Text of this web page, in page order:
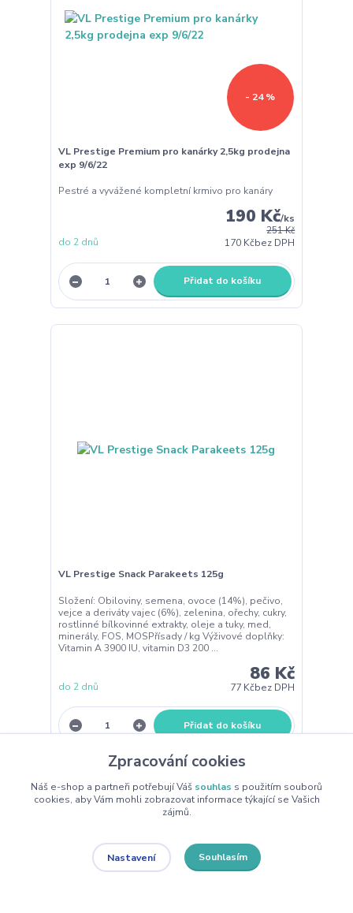
- 24 %
VL Prestige Premium pro kanárky 2,5kg prodejna
exp 9/6/22
Pestré a vyvážené kompletní krmivo pro kanáry
251 Kč
190 Kč/ks
170 Kčbez DPH
do 2 dnů
Přidat do košíku
VL Prestige Snack Parakeets 125g
Složení: Obiloviny, semena, ovoce (14%), pečivo,
vejce a deriváty vajec (6%), zelenina, ořechy, cukry,
rostlinné bílkovinné extrakty, oleje a tuky, med,
minerály, FOS, MOSPřísady / kg Výživové doplňky:
Vitamin A 3900 IU, vitamin D3 200 ...
86 Kč
77 Kčbez DPH
do 2 dnů
Přidat do košíku
Zpracování cookies
Náš e-shop a partneři potřebují Váš souhlas s použitím souborů
cookies, aby Vám mohli zobrazovat informace týkající se Vašich
zájmů.
Nastavení Souhlasím